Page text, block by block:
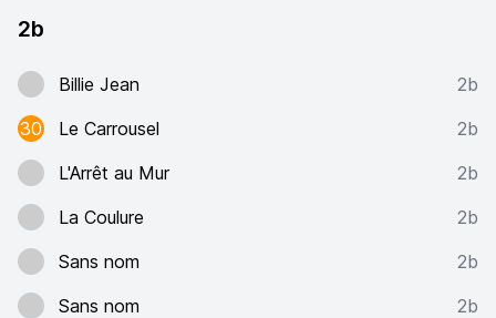
2b
Billie Jean
2b
30
Le Carrousel
2b
L'Arrêt au Mur
2b
La Coulure
2b
Sans nom
2b
Sans nom
2b